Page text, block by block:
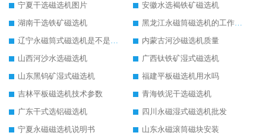
宁夏干选磁选机图片
安徽水选褐铁矿磁选机
湖南干选铁矿磁选机
黑龙江永磁筒磁选机的工作原理
辽宁永磁筒式磁选机是不是强磁
内蒙古河沙磁选机质量
山西河沙水选磁选机
广西钛铁矿湿式磁选机
山东黑钨矿湿式磁选机
福建平板磁选机用水吗
吉林平板磁选机技术参数
青海铁泥干选磁选机
广东干式选铝磁选机
四川永磁湿式磁选机批发
宁夏永磁磁选机说明书
山东永磁滚筒磁块安装